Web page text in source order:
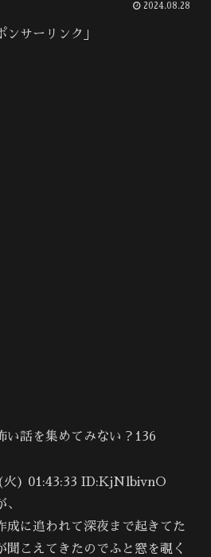
2024.08.28
ンサーリンク」
い話を集めてみない？136
) 01:43:33 ID:KjNlbivnO
成に追われて深夜まで起きてた
聞こえてきたのでふと窓を覗く